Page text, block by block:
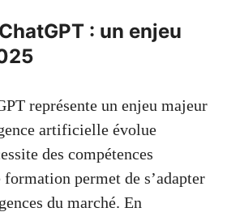
: un enjeu
représente un enjeu majeur
artificielle évolue
des compétences
permet de s’adapter
du marché. En